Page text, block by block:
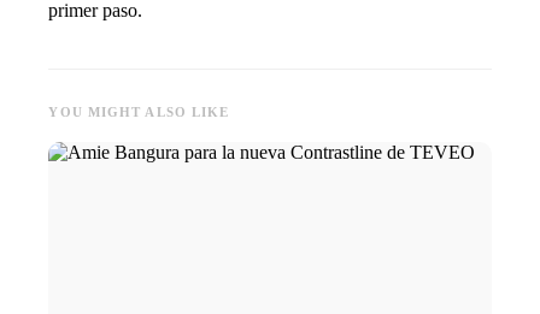
primer paso.
YOU MIGHT ALSO LIKE